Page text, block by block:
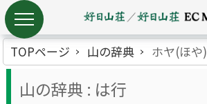
TOPページ 山の辞典 ホヤ(ほや)
山の辞典 : は行